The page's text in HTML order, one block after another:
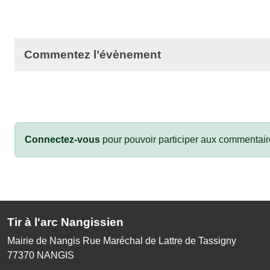
Commentez l’évènement
Connectez-vous pour pouvoir participer aux
Tir à l'arc Nangissien
Mairie de Nangis Rue Maréchal de Lattre de Tassigny
77370 NANGIS